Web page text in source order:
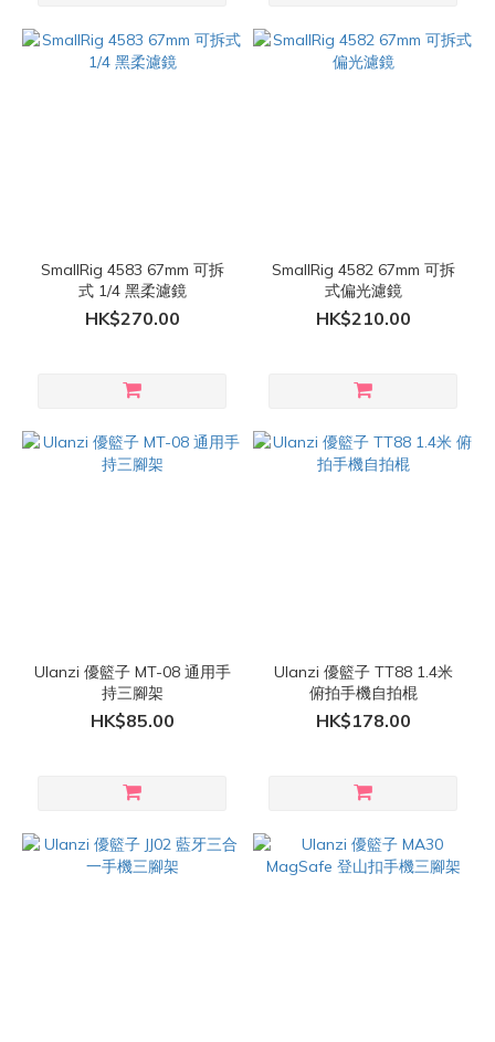
SmallRig 4583 67mm 可拆
式 1/4 黑柔濾鏡
HK$270.00
SmallRig 4582 67mm 可拆
式偏光濾鏡
HK$210.00
Ulanzi 優籃子 MT-08 通用手
持三腳架
HK$85.00
Ulanzi 優籃子 TT88 1.4米
俯拍手機自拍棍
HK$178.00